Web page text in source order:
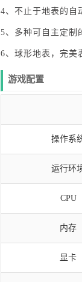
4、不止于地表的自
5、多种可自主定制
6、球形地表，完美
游戏配置
操作系
运行环
CPU
内存
显卡